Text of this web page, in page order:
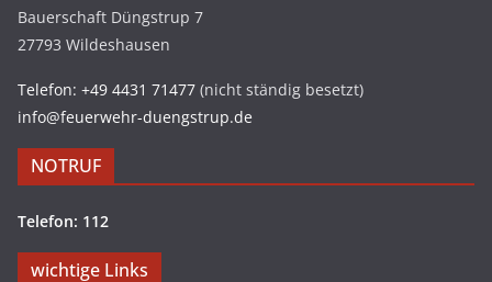
Bauerschaft Düngstrup 7
27793 Wildeshausen
Telefon: +49 4431 71477 (nicht ständig besetzt)
info@feuerwehr-duengstrup.de
NOTRUF
Telefon: 112
wichtige Links